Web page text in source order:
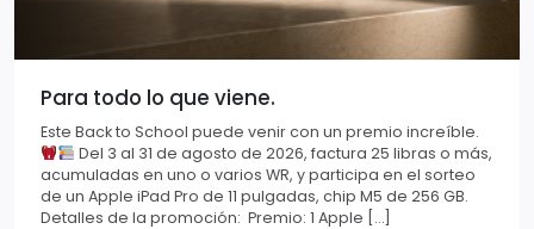
Para todo lo que viene.
Este Back to School puede venir con un premio increíble.
Del 3 al 31 de agosto de 2026, factura 25 libras o más,
acumuladas en uno o varios WR, y participa en el sorteo
de un Apple iPad Pro de 11 pulgadas, chip M5 de 256 GB.
Detalles de la promoción: Premio: 1 Apple […]